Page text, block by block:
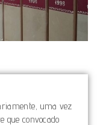
uma vez
que convocado